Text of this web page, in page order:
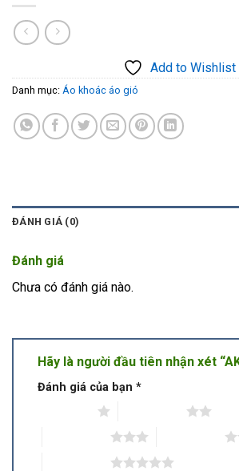
Add to Wishlist
Danh mục: Áo khoác áo gió
ĐÁNH GIÁ (0)
Đánh giá
Chưa có đánh giá nào.
Hãy là người đầu tiên nhận xét
Đánh giá của bạn *